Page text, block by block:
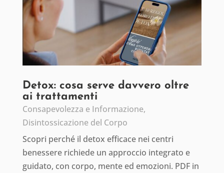
Detox: cosa serve davvero oltre
ai trattamenti
Consapevolezza e Informazione,
Disintossicazione del Corpo
Scopri perché il detox efficace nei centri
benessere richiede un approccio integrato e
guidato, con corpo, mente ed emozioni. PDF in